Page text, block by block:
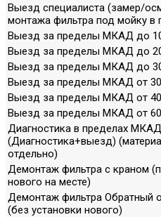
Выезд специалиста (замер/
монтажа фильтра под мойку
Выезд за пределы МКАД до
Выезд за пределы МКАД до
Выезд за пределы МКАД до
Выезд за пределы МКАД от
Выезд за пределы МКАД от
Выезд за пределы МКАД от
Диагностика в пределах МКАД
(Диагностика+выезд)
отдельно)
Демонтаж фильтра с краном
нового на месте)
Демонтаж фильтра Обратный
(без установки нового)